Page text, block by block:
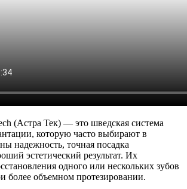
(Астра Тек) — это шведская система
которую часто выбирают в
надежность, точная посадка
эстетический результат. Их
одного или нескольких зубов
более объемном протезировании.